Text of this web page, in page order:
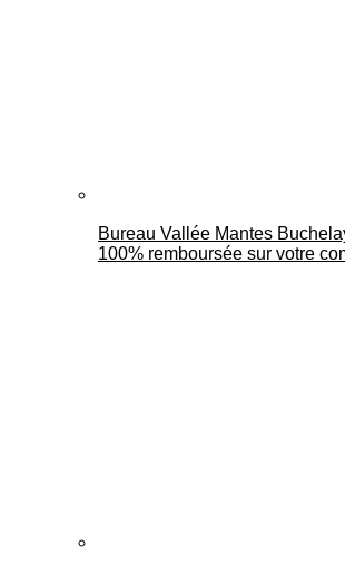
Bureau Vallée Mantes
100% remboursée sur votre